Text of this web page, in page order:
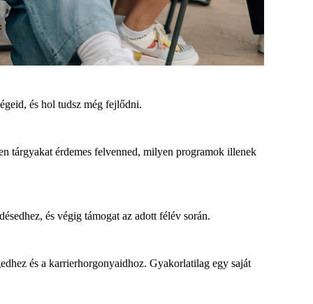
, és hol tudsz még fejlődni.
tárgyakat érdemes felvenned, milyen programok illenek
és végig támogat az adott félév során.
és a karrierhorgonyaidhoz. Gyakorlatilag egy saját